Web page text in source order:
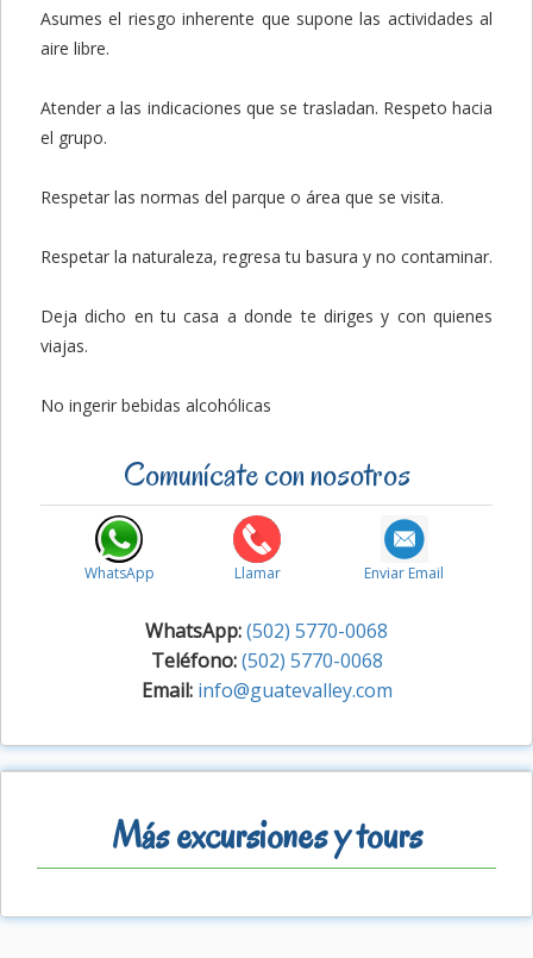
Asumes el riesgo inherente que supone las actividades al
aire libre.
Atender a las indicaciones que se trasladan. Respeto hacia
el grupo.
Respetar las normas del parque o área que se visita.
Respetar la naturaleza, regresa tu basura y no contaminar.
Deja dicho en tu casa a donde te diriges y con quienes
viajas.
No ingerir bebidas alcohólicas
Comunícate con nosotros
WhatsApp Llamar Enviar Email
WhatsApp:(502) 5770-0068
Teléfono: (502) 5770-0068
Email: info@guatevalley.com
Más excursiones y tours